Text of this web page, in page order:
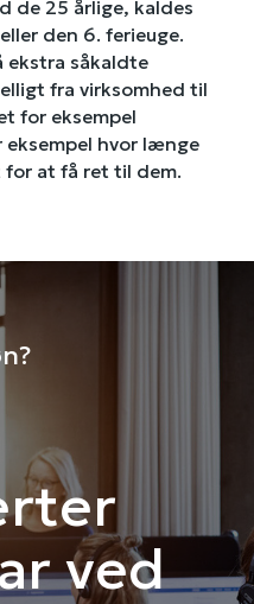
de 25 årlige, kaldes
eller den 6. ferieuge.
ekstra såkaldte
fra virksomhed til
for eksempel
hvor længe
for at få ret til dem.
ved